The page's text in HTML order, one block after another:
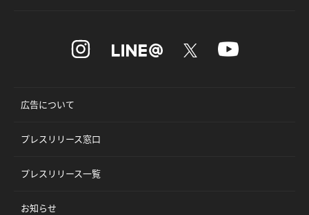
広告について
プレスリリース窓口
プレスリリース一覧
お知らせ